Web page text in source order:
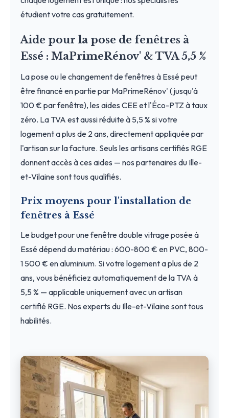
étudient votre cas gratuitement.
Aide pour la pose de fenêtres à
Essé : MaPrimeRénov' & TVA 5,5 %
La pose ou le changement de fenêtres à Essé peut
être financé en partie par MaPrimeRénov' (jusqu'à
100 € par fenêtre), les aides CEE et l'Éco-PTZ à taux
zéro. La TVA est aussi réduite à 5,5 % si votre
logement a plus de 2 ans, directement appliquée par
l'artisan sur la facture. Seuls les artisans certifiés RGE
donnent accès à ces aides — nos partenaires du Ille-
et-Vilaine sont tous qualifiés.
Prix moyens pour l'installation de
fenêtres à Essé
Le budget pour une fenêtre double vitrage posée à
Essé dépend du matériau : 600-800 € en PVC, 800-
1 500 € en aluminium. Si votre logement a plus de 2
ans, vous bénéficiez automatiquement de la TVA à
5,5 % — applicable uniquement avec un artisan
certifié RGE. Nos experts du Ille-et-Vilaine sont tous
habilités.